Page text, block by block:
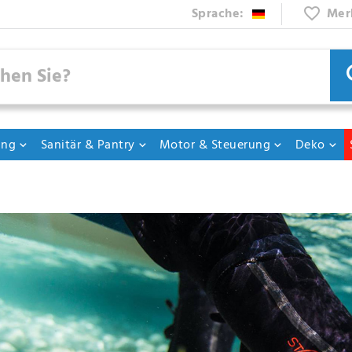
Sprache:
Sanitär & Pantry Motor & Steuerung Deko